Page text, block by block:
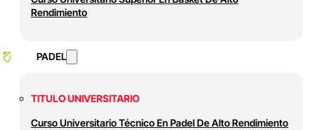
Rendimiento
PADEL
TITULO UNIVERSITARIO
Curso Universitario Técnico En Padel De Alto Rendimiento